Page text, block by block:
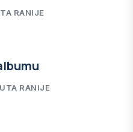
RANIJE
RANIJE